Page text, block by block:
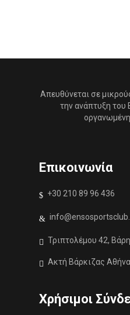
Απευθύνεται σε
την ανάπτυξη του
Επικοινωνία
+30 210 89 96 436
Τριπτολέμου 42,
Ακτή Βάρκιζας
Χρήσιμοι